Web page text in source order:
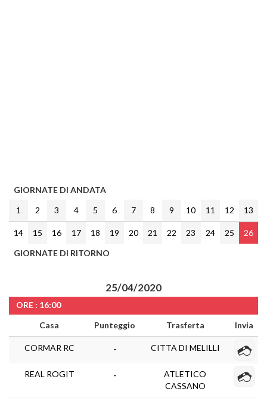
GIORNATE DI ANDATA
1
2 3 4 5 6 7 8 9 10 11 12 13
14 15 16 17 18 19 20 21 22 23 24 25
26
GIORNATE DI RITORNO
25/04/2020
ORE : 16:00
Casa
Punteggio Trasferta Invia
CORMAR RC - CITTA DI MELILLI
REAL ROGIT -
ATLETICO
CASSANO